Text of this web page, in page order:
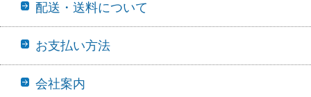
配送・送料について
お支払い方法
会社案内